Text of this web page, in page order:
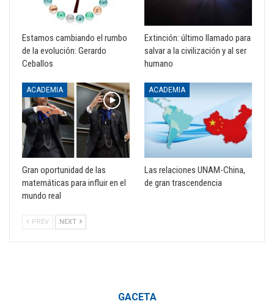
Estamos cambiando el rumbo
de la evolución: Gerardo
Ceballos
Extinción: último llamado para
salvar a la civilización y al ser
humano
ACADEMIA
Gran oportunidad de las
matemáticas para influir en el
mundo real
ACADEMIA
Las relaciones UNAM-China,
de gran trascendencia
PREV NEXT
GACETA